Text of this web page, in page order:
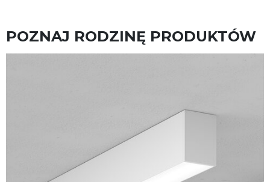
POZNAJ RODZINĘ PRODUKTÓW